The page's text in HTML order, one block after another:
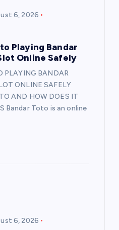
6, 2026
Playing Bandar
Online Safely
PLAYING BANDAR
ONLINE SAFELY
AND HOW DOES IT
Bandar Toto is an online
6, 2026